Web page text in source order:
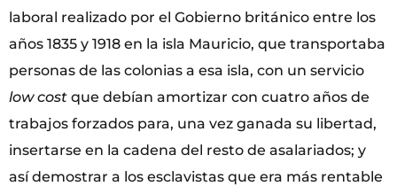
laboral realizado por el Gobierno británico entre los
años 1835 y 1918 en la isla Mauricio, que transportaba
personas de las colonias a esa isla, con un servicio
low cost que debían amortizar con cuatro años de
trabajos forzados para, una vez ganada su libertad,
insertarse en la cadena del resto de asalariados; y
así demostrar a los esclavistas que era más rentable